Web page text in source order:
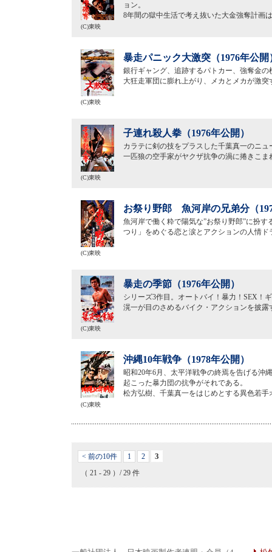
ョン。
8年間の獄中生活で考え抜いた大金強奪計画
(C)東映
暴走パニック大激突（1976年公開
銀行ギャング、追跡するパトカー、強奪金
大狂走軍団に膨れ上がり、メカとメカが激
(C)東映
子連れ殺人拳（1976年公開）
カラテに剣の技をプラスした千葉真一のニ
一匹狼の空手家がヤクザ抗争の渦に捲きこ
(C)東映
お祭り野郎 魚河岸の兄弟分（
魚河岸で働く粋で陽気な”お祭り野郎”に扮
つり」をめぐる恋と涙とアクションの人情ド
(C)東映
暴走の季節（1976年公開）
シリーズ3作目。オートバイ！暴力！SEX！
滉一が目のさめるバイク・アクションを披露
(C)東映
沖縄10年戦争（1978年公開）
昭和20年6月、太平洋戦争の終焉を告げる沖
起こった暴力団の抗争がそれである。
松方弘樹、千葉真一をはじめとする異色若手
(C)東映
< 前の10件 1 2 3
（ 21 - 29 ）/ 29 件